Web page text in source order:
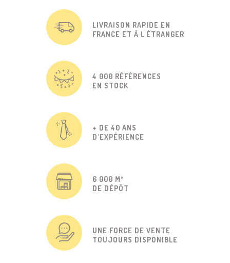
LIVRAISON RAPIDE EN
FRANCE ET À L'ÉTRANGER
4 000 RÉFÉRENCES
EN STOCK
+ DE 40 ANS
D'EXPÉRIENCE
6 000 M²
DE DÉPÔT
UNE FORCE DE VENTE
TOUJOURS DISPONIBLE